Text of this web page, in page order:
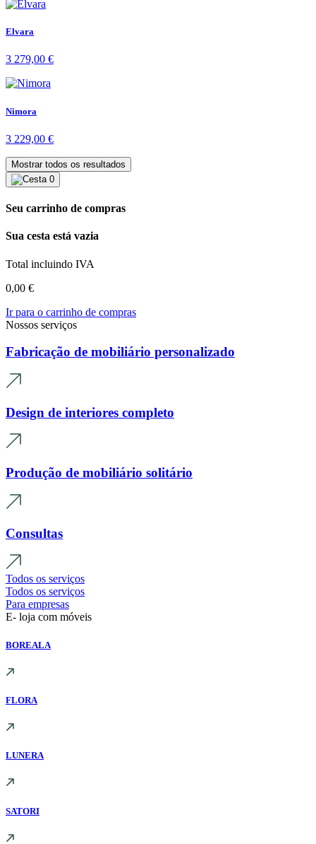
Elvara
3 279,00 €
Nimora
3 229,00 €
Mostrar todos os resultados
0
Seu carrinho de compras
Sua cesta está vazia
Total incluindo IVA
0,00 €
Ir para o carrinho de compras
Nossos serviços
Fabricação de mobiliário personalizado
Design de interiores completo
Produção de mobiliário solitário
Consultas
Todos os serviços
Todos os serviços
Para empresas
E- loja com móveis
BOREALA
FLORA
LUNERA
SATORI